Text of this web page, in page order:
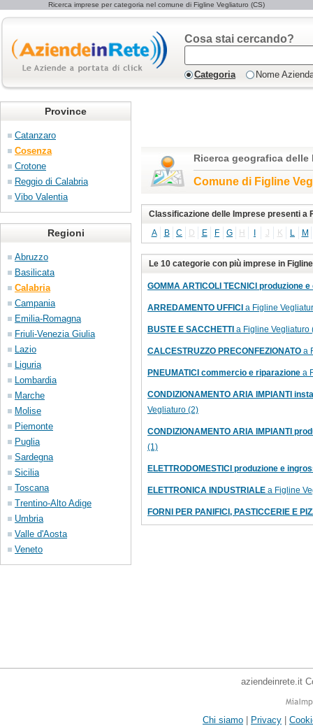
Ricerca imprese per categoria nel comune di Figline Vegliaturo (CS)
Cosa stai cercando?
Categoria Nome
Province
Catanzaro
Cosenza
Crotone
Reggio di Calabria
Vibo Valentia
Regioni
Abruzzo
Basilicata
Calabria
Campania
Emilia-Romagna
Friuli-Venezia Giulia
Lazio
Liguria
Lombardia
Marche
Molise
Piemonte
Puglia
Sardegna
Sicilia
Toscana
Trentino-Alto Adige
Umbria
Valle d'Aosta
Veneto
Ricerca geografica delle
Comune di Figline
Classificazione delle Imprese presenti a
A
B C D E F G H J K L M
Le 10 categorie con più imprese in
GOMMA ARTICOLI TECNICI produzione
ARREDAMENTO UFFICI a Figline
BUSTE E SACCHETTI a Figline Vegliaturo
CALCESTRUZZO PRECONFEZIONATO a
PNEUMATICI commercio e riparazione a
CONDIZIONAMENTO ARIA IMPIANTI
Vegliaturo (2)
CONDIZIONAMENTO ARIA IMPIANTI
(1)
ELETTRODOMESTICI produzione e
ELETTRONICA INDUSTRIALE a Figline
FORNI PER PANIFICI, PASTICCERIE E
aziendeinrete.it
Chi siamo | Privacy |